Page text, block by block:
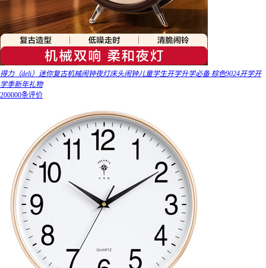
得力（deli）迷你复古机械闹钟夜灯床头闹钟儿童学生开学升学必备 棕色9024开学开
学季新年礼物
200000条评价